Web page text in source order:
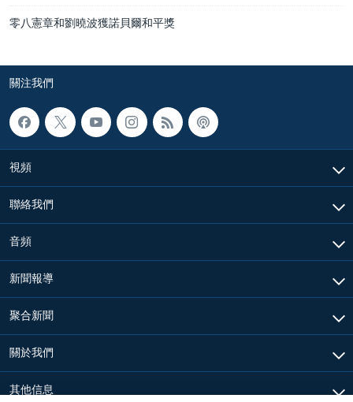
零八憲章和劉曉波獲諾貝爾和平獎
關注我們
視頻
聯絡我們
音頻
新聞報導
聚合新聞
關於我們
其他信息